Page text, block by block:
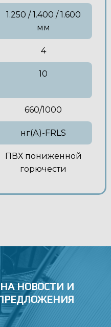
1.250 / 1.400 / 1.600
мм
4
10
660/1000
нг(А)-FRLS
ПВХ пониженной
горючести
НОВОСТИ И